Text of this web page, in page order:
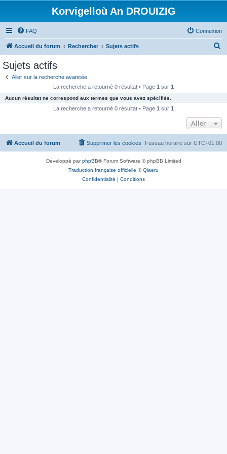
Korvigelloù An DROUIZIG
FAQ Connexion
Accueil du forum Rechercher Sujets actifs
c
e
Sujets actifs
Aller sur la recherche avancée
La recherche a retourné 0 résultat • Page 1 sur 1
Aucun résultat ne correspond aux termes que vous avez spécifiés.
La recherche a retourné 0 résultat • Page 1 sur 1
Aller
Accueil du forum Fuseau horaire sur UTC+01:00
Supprimer les cookies
Développé parphpBB® Forum Software © phpBB Limited
Traduction française officielle ©Qiaeru
Confidentialité | Conditions